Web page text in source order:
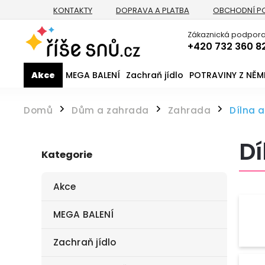
KONTAKTY DOPRAVA A PLATBA OBCHODNÍ
Zákaznická
+420 732 360
Akce MEGA BALENÍ Zachraň jídlo POTRAVINY Z
Domů / Dům a zahrada / Zahrada / Dílna
Kategorie
Akce
MEGA BALENÍ
Zachraň jídlo